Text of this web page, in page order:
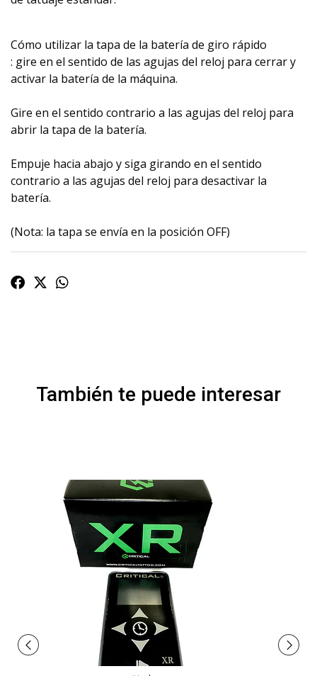
Cómo utilizar la tapa de la batería de giro rápido
: gire en el sentido de las agujas del reloj para cerrar y
activar la batería de la máquina.
Gire en el sentido contrario a las agujas del reloj para
abrir la tapa de la batería.
Empuje hacia abajo y siga girando en el sentido
contrario a las agujas del reloj para desactivar la
batería.
(Nota: la tapa se envía en la posición OFF)
También te puede interesar